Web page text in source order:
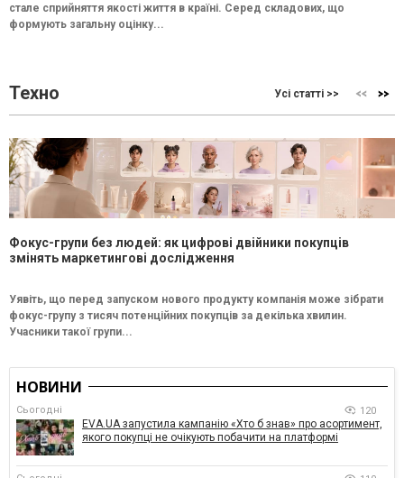
стале сприйняття якості життя в країні. Серед складових, що
формують загальну оцінку...
Техно Усі статті >>
Фокус-групи без людей: як цифрові двійники покупців
змінять маркетингові дослідження
Уявіть, що перед запуском нового продукту компанія може зібрати
фокус-групу з тисяч потенційних покупців за декілька хвилин.
Учасники такої групи...
НОВИНИ
Сьогодні 120
EVA.UA запустила кампанію «Хто б знав» про асортимент,
якого покупці не очікують побачити на платформі